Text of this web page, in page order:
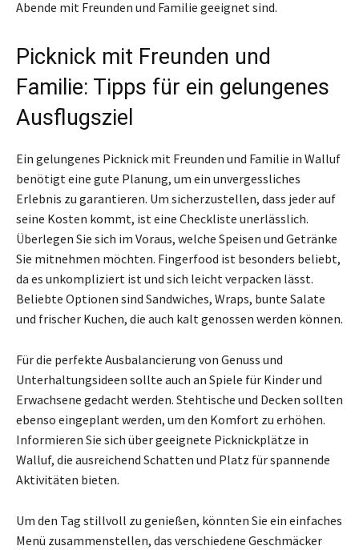
Abende mit Freunden und Familie geeignet sind.
Picknick mit Freunden und
Familie: Tipps für ein gelungenes
Ausflugsziel
Ein gelungenes Picknick mit Freunden und Familie in Walluf
benötigt eine gute Planung, um ein unvergessliches
Erlebnis zu garantieren. Um sicherzustellen, dass jeder auf
seine Kosten kommt, ist eine Checkliste unerlässlich.
Überlegen Sie sich im Voraus, welche Speisen und Getränke
Sie mitnehmen möchten. Fingerfood ist besonders beliebt,
da es unkompliziert ist und sich leicht verpacken lässt.
Beliebte Optionen sind Sandwiches, Wraps, bunte Salate
und frischer Kuchen, die auch kalt genossen werden können.
Für die perfekte Ausbalancierung von Genuss und
Unterhaltungsideen sollte auch an Spiele für Kinder und
Erwachsene gedacht werden. Stehtische und Decken sollten
ebenso eingeplant werden, um den Komfort zu erhöhen.
Informieren Sie sich über geeignete Picknickplätze in
Walluf, die ausreichend Schatten und Platz für spannende
Aktivitäten bieten.
Um den Tag stillvoll zu genießen, könnten Sie ein einfaches
Menü zusammenstellen, das verschiedene Geschmäcker